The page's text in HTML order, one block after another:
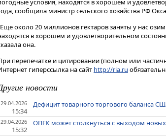
условия, находятся в хорошем и
сообщила министр сельского хозяйства РФ
около 20 миллионов гектаров заняты у нас
в хорошем и удовлетворительном
она.
перепечатке и цитировании (полном или
гиперссылка на сайт http://ria.ru
новости
29.04.2026
15:34
Дефицит товарного торгового баланса
29.04.2026
15:32
ОПЕК может столкнуться с выходом